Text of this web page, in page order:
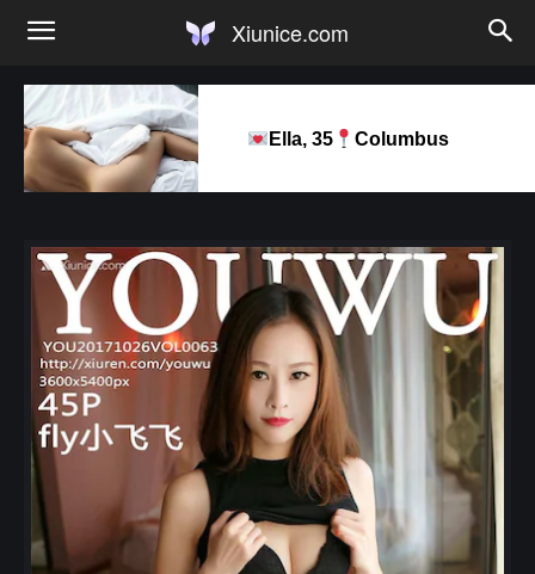
Xiunice.com
Ella, 35 Columbus